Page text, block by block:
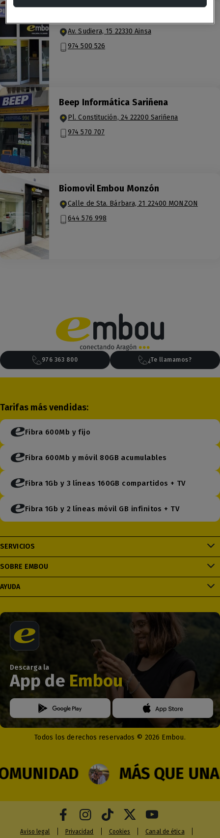
Av. Sudiera, 15 22330 Ainsa
974 500 526
Beep Informática Sariñena
Pl. Constitución, 24 22200 Sariñena
974 570 707
Biomovil Embou Monzón
Calle de Sta. Bárbara, 21 22400 MONZON
644 576 998
976 363 800 ¿Te llamamos?
Tarifas más vendidas:
Fibra 600Mb y fijo
Fibra 600Mb y móvil 80GB acumulables
Fibra 1Gb y 3 líneas 160GB compartidos + TV
Fibra 1Gb y 2 líneas móvil GB infinitos + TV
SERVICIOS
SOBRE EMBOU
AYUDA
Descarga la
App de Embou
Todos los derechos reservados © 2026 Embou.
MÁS QUE UNA
Aviso legal Privacidad Cookies Canal de ética